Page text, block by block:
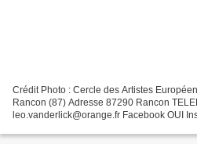
Crédit Photo : Cercle des Artistes
Rancon (87) Adresse 87290 Rancon
leo.vanderlick@orange.fr Facebook OUI